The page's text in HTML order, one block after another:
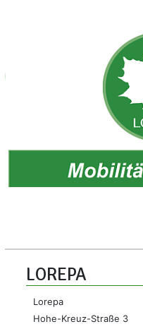
LOREPA
Lorepa
Hohe-Kreuz-Straße 3